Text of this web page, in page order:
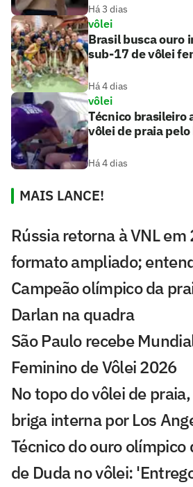
Há 3 dias
vôlei
Brasil busca ouro
sub-17 de vôlei
Há 4 dias
vôlei
Técnico brasileiro
vôlei de praia
Há 4 dias
MAIS LANCE!
Rússia retorna à VNL
formato ampliado;
Campeão olímpico da
Darlan na quadra
São Paulo recebe
Feminino de Vôlei 2026
No topo do vôlei de
briga interna por Los
Técnico do ouro olímpico
de Duda no vôlei: